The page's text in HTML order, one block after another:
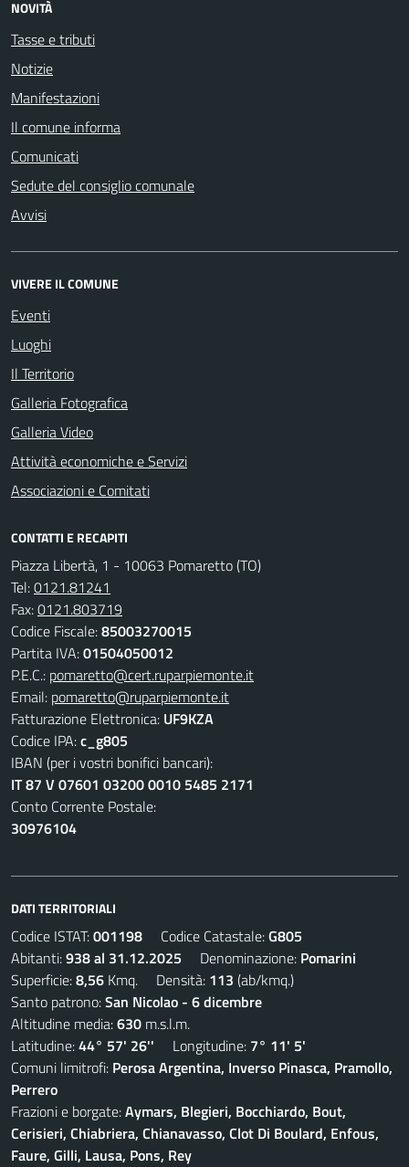
NOVITÀ
Tasse e tributi
Notizie
Manifestazioni
Il comune informa
Comunicati
Sedute del consiglio comunale
Avvisi
VIVERE IL COMUNE
Eventi
Luoghi
Il Territorio
Galleria Fotografica
Galleria Video
Attività economiche e Servizi
Associazioni e Comitati
CONTATTI E RECAPITI
Piazza Libertà, 1 - 10063 Pomaretto (TO)
Tel:0121.81241
Fax:0121.803719
Codice Fiscale:85003270015
Partita IVA:01504050012
P.E.C.: pomaretto@cert.ruparpiemonte.it
Email: pomaretto@ruparpiemonte.it
Fatturazione Elettronica: UF9KZA
Codice IPA:c_g805
IBAN (per i vostri bonifici bancari):
IT 87 V 07601 03200 0010 5485 2171
Conto Corrente Postale:
30976104
DATI TERRITORIALI
Codice ISTAT:001198 Codice Catastale:G805
Abitanti:938 al 31.12.2025 Denominazione: Pomarini
Superficie:8,56 Kmq. Densità: 113 (ab/kmq.)
Santo patrono:San Nicolao - 6 dicembre
Altitudine media:630 m.s.l.m.
Latitudine:44° 57' 26'' Longitudine: 7° 11' 5'
Comuni limitrofi: Perosa Argentina, Inverso Pinasca, Pramollo,
Perrero
Frazioni e borgate:Aymars, Blegieri, Bocchiardo, Bout,
Cerisieri, Chiabriera, Chianavasso, Clot Di Boulard, Enfous,
Faure, Gilli, Lausa, Pons, Rey